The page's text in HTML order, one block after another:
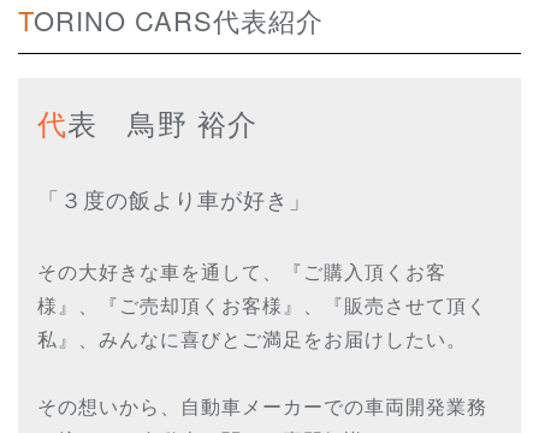
TORINO CARS代表紹介
代表 鳥野 裕介
「３度の飯より車が好き」
その大好きな車を通して、『ご購入頂くお客
様』、『ご売却頂くお客様』、『販売させて頂く
私』、みんなに喜びとご満足をお届けしたい。
その想いから、自動車メーカーでの車両開発業務